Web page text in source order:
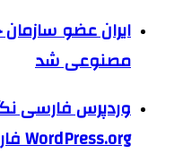
ایران عضو
مصنوعی شد
WordPress.org فارسی